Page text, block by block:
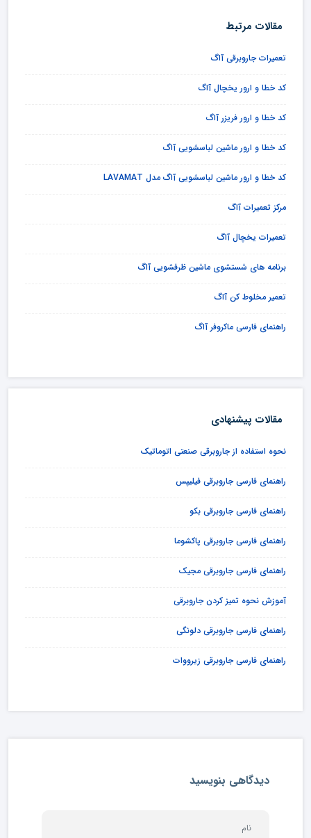
مقالات مرتبط
تعمیرات جاروبرقی آاگ
کد خطا و ارور یخچال آاگ
کد خطا و ارور فریزر آاگ
کد خطا و ارور ماشین لباسشویی آاگ
کد خطا و ارور ماشین لباسشویی آاگ مدل LAVAMAT
مرکز تعمیرات آاگ
تعمیرات یخچال آاگ
برنامه های شستشوی ماشین ظرفشویی آاگ
تعمیر مخلوط کن آاگ
راهنمای فارسی ماکروفر آاگ
مقالات پیشنهادی
نحوه استفاده از جاروبرقی صنعتی اتوماتیک
راهنمای فارسی جاروبرقی فیلیپس
راهنمای فارسی جاروبرقی بکو
راهنمای فارسی جاروبرقی پاکشوما
راهنمای فارسی جاروبرقی مجیک
آموزش نحوه تمیز کردن جاروبرقی
راهنمای فارسی جاروبرقی دلونگی
راهنمای فارسی جاروبرقی زیرووات
دیدگاهی بنویسید